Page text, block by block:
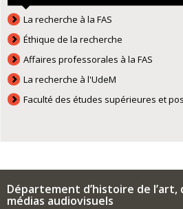
La recherche à la FAS
Éthique de la recherche
Affaires professorales à la FAS
La recherche à l'UdeM
Faculté des études supérieures et
Département d’histoire de l’art,
médias audiovisuels